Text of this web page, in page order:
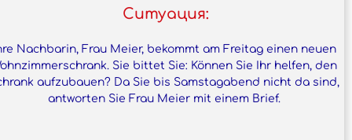
Ситуация:
Nachbarin, Frau Meier, bekommt am Freitag einen neuen
Sie bittet Sie: Können Sie Ihr helfen, den
aufzubauen? Da Sie bis Samstagabend nicht da sind,
antworten Sie Frau Meier mit einem Brief.